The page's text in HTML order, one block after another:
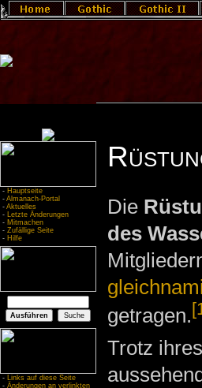
- Hauptseite
- Almanach-Portal
- Aktuelles
- Letzte Änderungen
- Mitmachen
- Zufällige Seite
- Hilfe
- Links auf diese Seite
- Änderungen an verlinkten
Die
des
getragen.
Trotz